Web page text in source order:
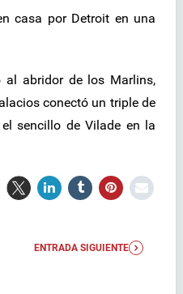
casa por Detroit en una
al abridor de los Marlins,
conectó un triple de
sencillo de Vilade en la
ENTRADA SIGUIENTE